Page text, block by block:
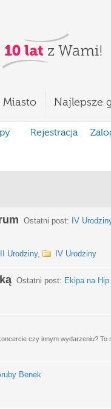
Miasto Najlepsze
Rejestracja
Ostatni post: IV
III Urodziny, IV Urodziny
Ostatni post: Ekipa na
czy innym wydarzeniu? To
Benek